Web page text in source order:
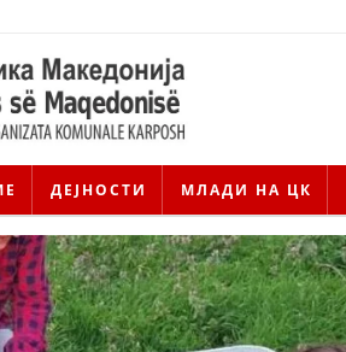
ДЕЈНОСТИ МЛАДИ НА ЦК